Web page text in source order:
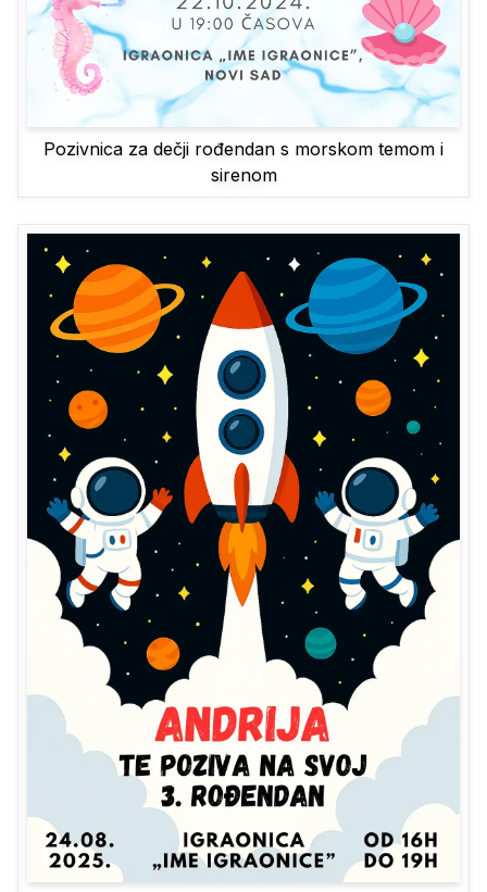
Pozivnica za dečji rođendan s morskom temom i
sirenom